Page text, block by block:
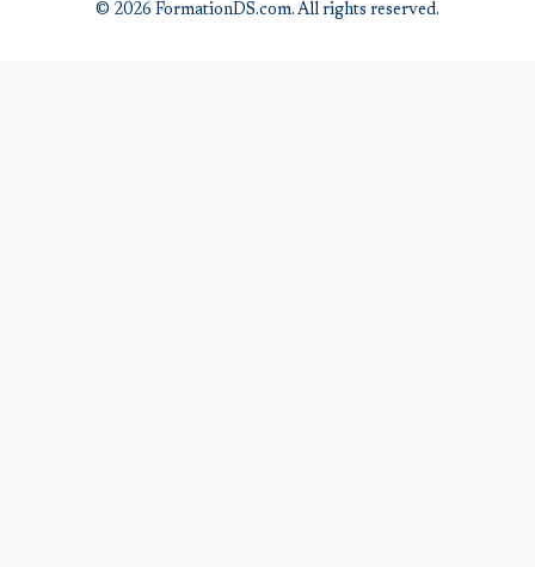
© 2026 FormationDS.com. All rights reserved.